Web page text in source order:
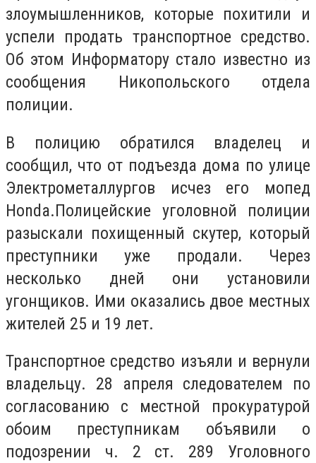
злоумышленников, которые похитили и
успели продать транспортное средство.
Об этом Информатору стало известно из
сообщения Никопольского отдела
полиции.
В полицию обратился владелец и
сообщил, что от подъезда дома по улице
Электрометаллургов исчез его мопед
Honda.Полицейские уголовной полиции
разыскали похищенный скутер, который
преступники уже продали. Через
несколько дней они установили
угонщиков. Ими оказались двое местных
жителей 25 и 19 лет.
Транспортное средство изъяли и вернули
владельцу. 28 апреля следователем по
согласованию с местной прокуратурой
обоим преступникам объявили о
подозрении ч. 2 ст. 289 Уголовного